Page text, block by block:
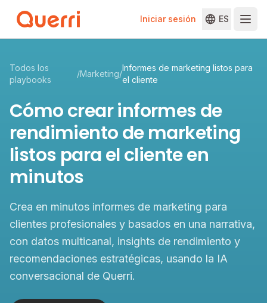
Iniciar sesión ES
Todos los
playbooks
/Marketing/
Informes de marketing listos para
el cliente
Cómo crear informes de
rendimiento de marketing
listos para el cliente en
minutos
Crea en minutos informes de marketing para
clientes profesionales y basados en una narrativa,
con datos multicanal, insights de rendimiento y
recomendaciones estratégicas, usando la IA
conversacional de Querri.